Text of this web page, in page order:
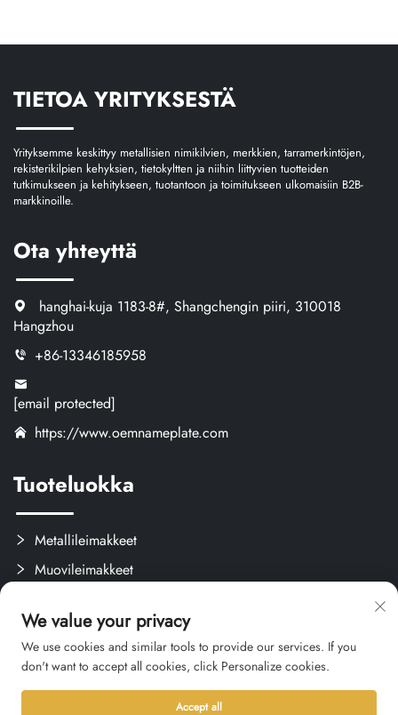
TIETOA YRITYKSESTÄ
Yrityksemme keskittyy metallisien nimikilvien, merkkien, tarramerkintöjen,
rekisterikilpien kehyksien, tietokyltten ja niihin liittyvien tuotteiden
tutkimukseen ja kehitykseen, tuotantoon ja toimitukseen ulkomaisiin B2B-
markkinoille.
Ota yhteyttä
hanghai-kuja 1183-8#, Shangchengin piiri, 310018
Hangzhou
+86-13346185958
[email protected]
https://www.oemnameplate.com
Tuoteluokka
Metallileimakkeet
Muovileimakkeet
Mukautetut Käsityöt
We value your privacy
We use cookies and similar tools to provide our services. If you
don't want to accept all cookies, click Personalize cookies.
Accept all